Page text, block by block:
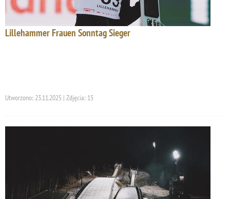
Lillehammer Frauen Sonntag Sieger
Utworzono: 23.11.2025 | Zdjęcia: 15